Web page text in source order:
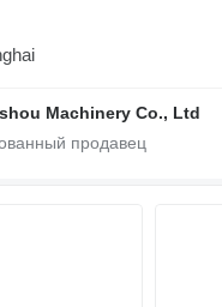
Machinery Co., Ltd